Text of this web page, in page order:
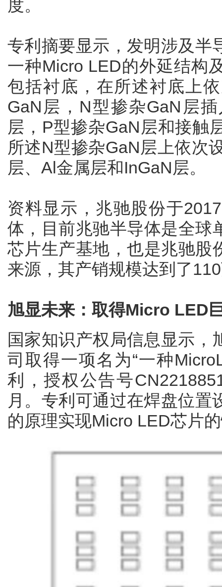
度。
专利摘要显示，发明涉及半
一种Micro LED的外延结构
包括衬底，在所述衬底上
GaN层，N型掺杂GaN层
层，P型掺杂GaN层和接触
所述N型掺杂GaN层上依次
层、Al金属层和InGaN层。
资料显示，兆驰股份于
体，目前兆驰半导体是全球
芯片生产基地，也是兆驰股
来源，其产销规模达到了
旭显未来：取得Micro LED
国家知识产权局信息显示，
司取得一项名为“一种
利，授权公告号
月。专利可通过在焊盘位置
的原理实现Micro LED芯片